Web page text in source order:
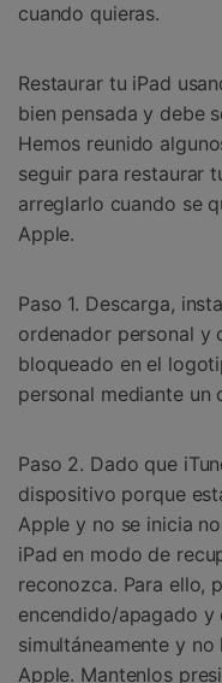
cuando quieras.
Restaurar tu iPad
bien pensada y debe
Hemos reunido
seguir para restaurar
arreglarlo cuando se
Apple.
Paso 1. Descarga,
ordenador personal y
bloqueado en el
personal mediante un
Paso 2. Dado que
dispositivo porque
Apple y no se inicia
iPad en modo de
reconozca. Para ello,
encendido/apagado
simultáneamente y
Apple. Mantenlos